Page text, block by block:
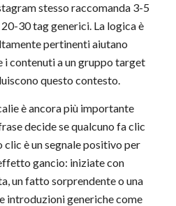
stesso raccomanda 3-5
30 tag generici. La logica è
pertinenti aiutano
i contenuti a un gruppo target
questo contesto.
è ancora più importante
decide se qualcuno fa clic
clic è un segnale positivo per
gancio: iniziate con
un fatto sorprendente o una
introduzioni generiche come